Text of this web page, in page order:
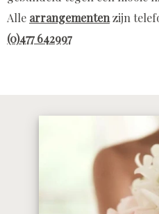
Alle arrangementenzijn
(0)477 642997